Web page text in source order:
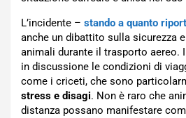
L’incidente – stando a quanto
anche un dibattito sulla sicurezza
animali durante il trasporto aereo.
in discussione le condizioni di
come i criceti, che sono
stress e disagi. Non è raro che
distanza possano manifestare